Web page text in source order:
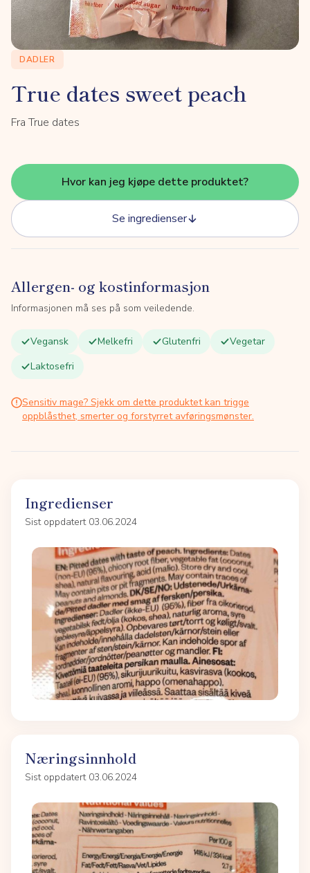
DADLER
True dates sweet peach
Fra True dates
Hvor kan jeg kjøpe dette produktet?
Se ingredienser
Allergen- og kostinformasjon
Informasjonen må ses på som veiledende.
Vegansk Melkefri Glutenfri
Vegetar
Laktosefri
Sensitiv mage? Sjekk om dette produktet kan trigge
oppblåsthet, smerter og forstyrret avføringsmønster.
Ingredienser
Sist oppdatert 03.06.2024
Næringsinnhold
Sist oppdatert 03.06.2024